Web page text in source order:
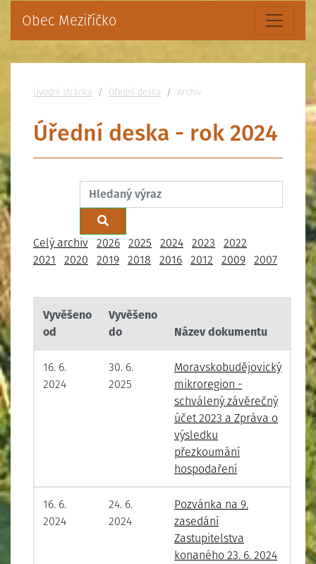
Obec Meziříčko
Nacházíte se:
Úvodní stránka Úřední deska Archiv
Úřední deska - rok 2024
Filtrovat:
Celý archiv 2026 2025 2024 2023 2022
2021
2020 2019 2018 2016 2012 2009 2007
Vyvěšeno
od
Vyvěšeno
do
Název dokumentu
16. 6.
2024
30. 6.
2025
Moravskobudějovický
mikroregion -
schválený závěrečný
účet 2023 a Zpráva o
výsledku
přezkoumání
hospodaření
16. 6.
2024
24. 6.
2024
Pozvánka na 9.
zasedání
Zastupitelstva
konaného 23. 6. 2024